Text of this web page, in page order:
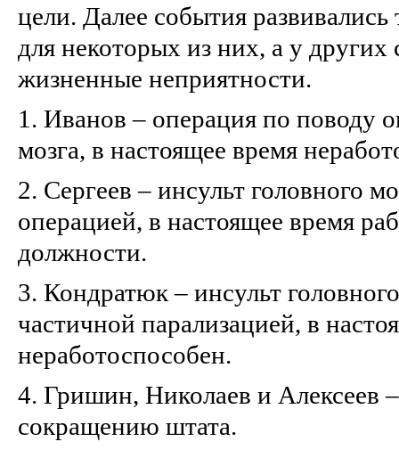
цели. Далее события
для некоторых из них, а у других
жизненные неприятности.
1. Иванов – операция по поводу
мозга, в настоящее время
2. Сергеев – инсульт головного
операцией, в настоящее время
должности.
3. Кондратюк – инсульт
частичной парализацией, в
неработоспособен.
4. Гришин, Николаев и Алексеев
сокращению штата.